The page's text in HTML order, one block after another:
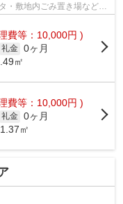
・敷地内ごみ置き場などが
費等：10,000円 )
礼金 0ヶ月
㎡
費等：10,000円 )
礼金 0ヶ月
㎡